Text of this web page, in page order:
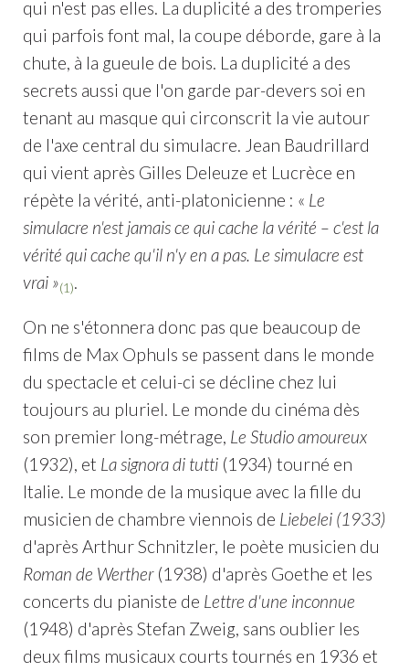
qui n'est pas elles. La duplicité a des tromperies
qui parfois font mal, la coupe déborde, gare à la
chute, à la gueule de bois. La duplicité a des
secrets aussi que l'on garde par-devers soi en
tenant au masque qui circonscrit la vie autour
de l'axe central du simulacre. Jean Baudrillard
qui vient après Gilles Deleuze et Lucrèce en
répète la vérité, anti-platonicienne : « Le
simulacre n'est jamais ce qui cache la vérité – c'est la
vérité qui cache qu'il n'y en a pas. Le simulacre est
vrai »(1).
On ne s'étonnera donc pas que beaucoup de
films de Max Ophuls se passent dans le monde
du spectacle et celui-ci se décline chez lui
toujours au pluriel. Le monde du cinéma dès
son premier long-métrage, Le Studio amoureux
(1932), et La signora di tutti (1934) tourné en
Italie. Le monde de la musique avec la fille du
musicien de chambre viennois de Liebelei (1933)
d'après Arthur Schnitzler, le poète musicien du
Roman de Werther (1938) d'après Goethe et les
concerts du pianiste de Lettre d'une inconnue
(1948) d'après Stefan Zweig, sans oublier les
deux films musicaux courts tournés en 1936 et